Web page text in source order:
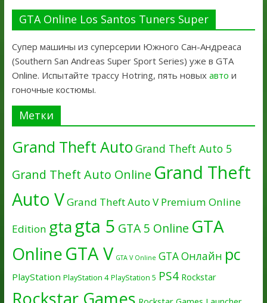
GTA Online Los Santos Tuners Super
Супер машины из суперсерии Южного Сан-Андреаса
(Southern San Andreas Super Sport Series) уже в GTA
Online. Испытайте трассу Hotring, пять новых авто и
гоночные костюмы.
Метки
Grand Theft Auto Grand Theft Auto 5
Grand Theft Auto Online Grand Theft
Auto VGrand Theft Auto V Premium Online
Edition gtagta 5 GTA 5 Online GTA
OnlineGTA V GTA V Online GTA Онлайн pc
PlayStation PlayStation 4 PlayStation 5 PS4 Rockstar
Rockstar Games